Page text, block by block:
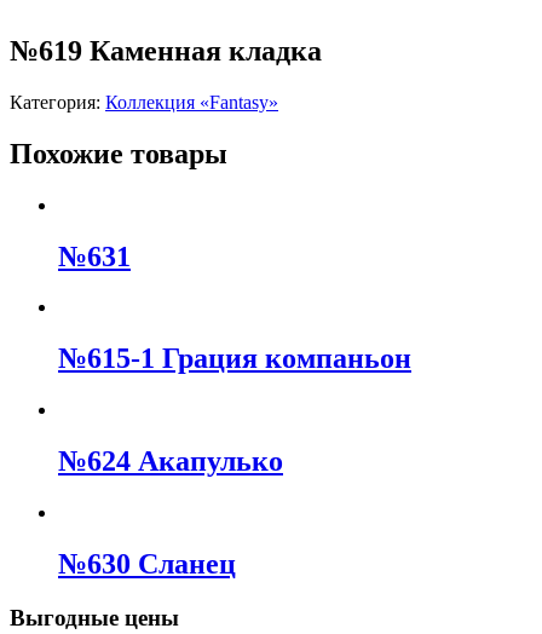
№619 Каменная кладка
Категория: Коллекция «Fantasy»
Похожие товары
№631
№615-1 Грация компаньон
№624 Акапулько
№630 Сланец
Выгодные цены